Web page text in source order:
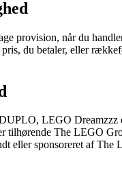
provision, når du
du betaler, eller
LEGO Dreamzzz
tilhørende The LEGO
eller sponsoreret af The